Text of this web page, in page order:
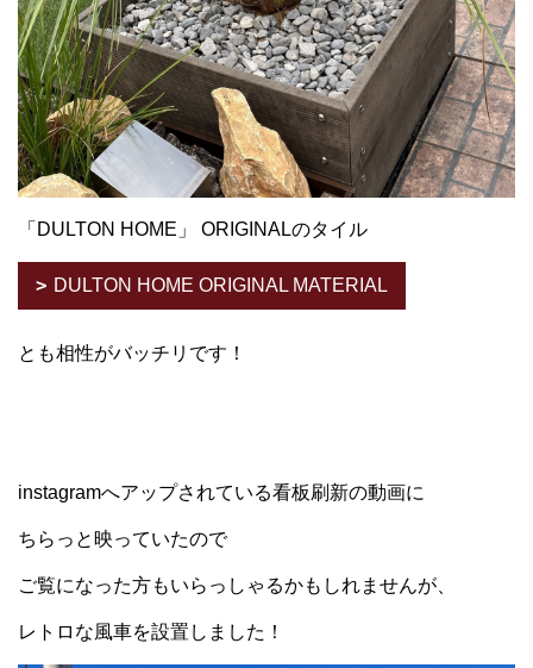
「DULTON HOME」 ORIGINALのタイル
DULTON HOME ORIGINAL MATERIAL
とも相性がバッチリです！
instagramへアップされている看板刷新の動画に
ちらっと映っていたので
ご覧になった方もいらっしゃるかもしれませんが、
レトロな風車を設置しました！